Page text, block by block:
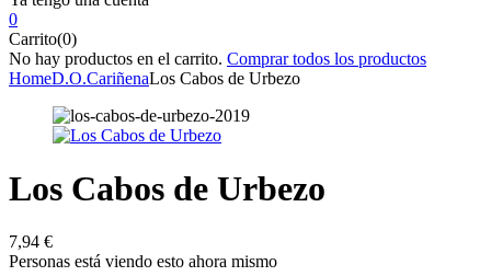
0
Carrito(0)
No hay productos en el carrito. Comprar todos los productos
HomeD.O.CariñenaLos Cabos de Urbezo
Los Cabos de Urbezo
7,94 €
Personas está viendo esto ahora mismo